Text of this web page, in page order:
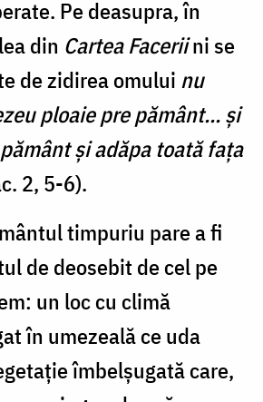
Pe deasupra, în
din Cartea Faceriini se
de zidirea omului nu
ploaie pre pământ... şi
şi adăpa toată faţa
2, 5-6).
timpuriu pare a fi
de deosebit de cel pe
un loc cu climă
în umezeală ce uda
îmbelşugată care,